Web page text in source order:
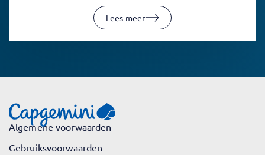
Lees meer
Algemene voorwaarden
Gebruiksvoorwaarden